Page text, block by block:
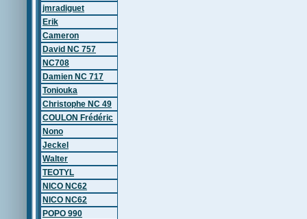
jmradiguet
Erik
Cameron
David NC 757
NC708
Damien NC 717
Toniouka
Christophe NC 49
COULON Frédéric
Nono
Jeckel
Walter
TEOTYL
NICO NC62
NICO NC62
POPO 990